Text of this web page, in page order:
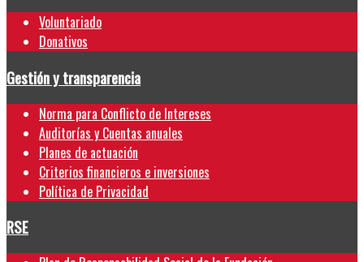
Voluntariado
Donativos
Gestión y transparencia
Norma para Conflicto de Intereses
Auditorías y Cuentas anuales
Planes de actuación
Criterios financieros e inversiones
Política de Privacidad
RSE